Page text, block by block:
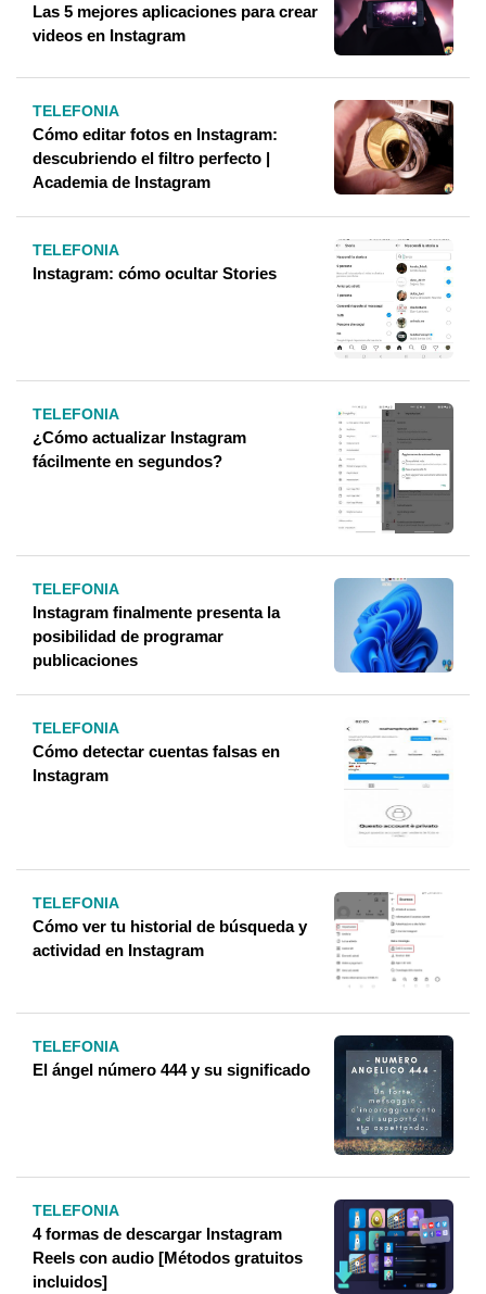
Las 5 mejores aplicaciones para crear
videos en Instagram
TELEFONIA
Cómo editar fotos en Instagram:
descubriendo el filtro perfecto |
Academia de Instagram
TELEFONIA
Instagram: cómo ocultar Stories
TELEFONIA
¿Cómo actualizar Instagram
fácilmente en segundos?
TELEFONIA
Instagram finalmente presenta la
posibilidad de programar
publicaciones
TELEFONIA
Cómo detectar cuentas falsas en
Instagram
TELEFONIA
Cómo ver tu historial de búsqueda y
actividad en Instagram
TELEFONIA
El ángel número 444 y su significado
TELEFONIA
4 formas de descargar Instagram
Reels con audio [Métodos gratuitos
incluidos]